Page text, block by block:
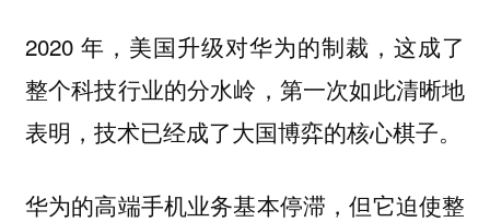
2020 年，美国升级对华为的制裁，这成了
整个科技行业的分水岭，第一次如此清晰地
表明，技术已经成了大国博弈的核心棋子。
华为的高端手机业务基本停滞，但它迫使整